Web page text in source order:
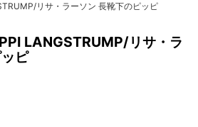
リサ・ラーソン 長靴下のピッピ
LANGSTRUMP/リサ・ラ
ピ